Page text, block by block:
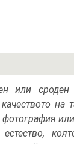
или
фотография